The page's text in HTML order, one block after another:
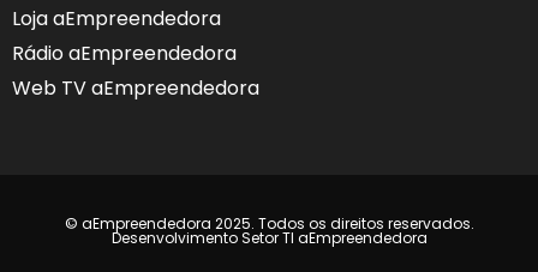
Loja aEmpreendedora
Rádio aEmpreendedora
Web TV aEmpreendedora
© aEmpreendedora 2025. Todos os direitos reservados.
Desenvolvimento Setor TI aEmpreendedora